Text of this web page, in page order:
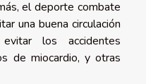
el deporte combate
una buena circulación
los accidentes
de miocardio, y otras